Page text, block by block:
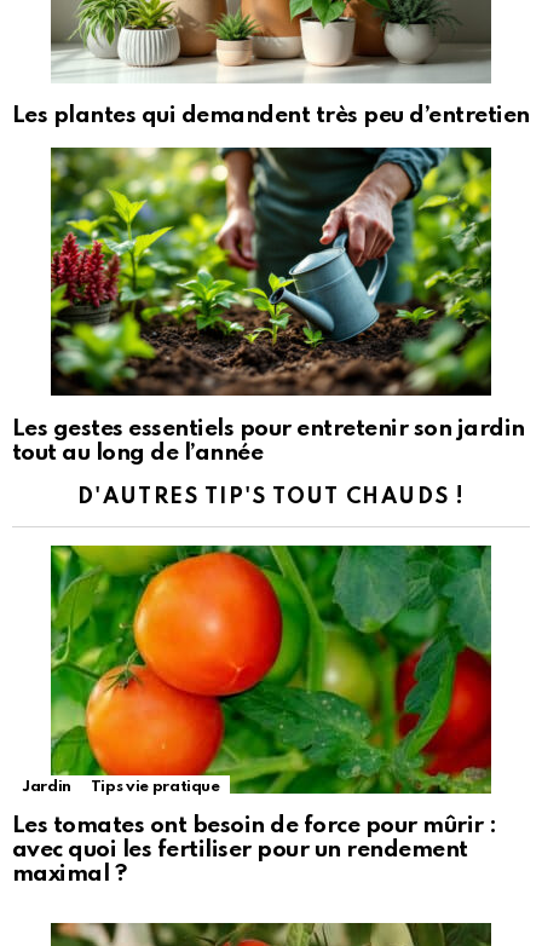
Les plantes qui demandent très peu d’entretien
Les gestes essentiels pour entretenir son jardin
tout au long de l’année
D'AUTRES TIP'S TOUT CHAUDS !
Jardin Tips vie pratique
Les tomates ont besoin de force pour mûrir :
avec quoi les fertiliser pour un rendement
maximal ?